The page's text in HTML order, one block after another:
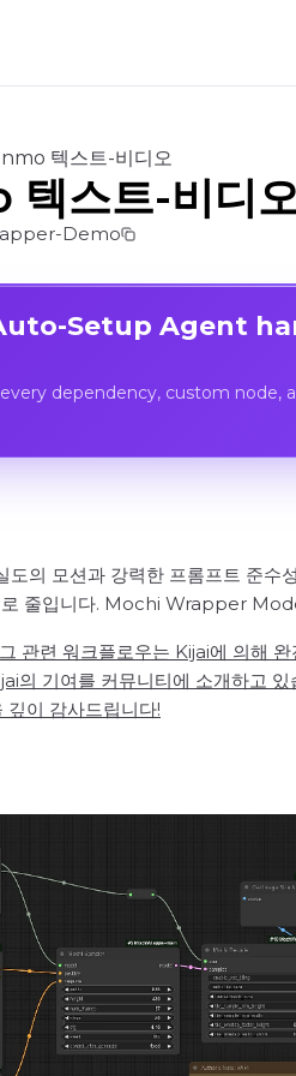
텍스트-비디오
스트-비디
Demo
Setup Agent
dependency, custom node,
의 모션과 강력한 프롬프트 준
줄입니다. Mochi Wrapper
워크플로우는 Kijai에 의해 완
의 기여를 커뮤니티에 소개하고
깊이 감사드립니다!